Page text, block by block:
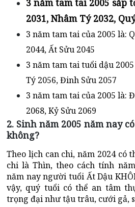
2031, Nhâm Tý 2032,
3 năm tam tai của 2005 là:
2044, Ất Sửu 2045
3 năm tam tai tuổi dậu
Tý 2056, Đinh Sửu 2057
3 năm tam tai của 2005 là:
2068, Kỷ Sửu 2069
2. Sinh năm 2005 năm nay
không?
Theo lịch can chi, năm 2024 có
chi là Thìn, theo cách tính
năm nay người tuổi Ất Dậu
vậy, quý tuổi có thể an tâm
trọng đại như tậu trâu, cưới gả,